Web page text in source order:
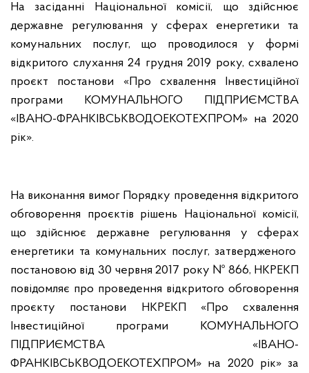
На засіданні Національної комісії, що здійснює
державне регулювання у сферах енергетики та
комунальних послуг, що проводилося у формі
відкритого слухання 24 грудня 2019 року, схвалено
проєкт постанови «Про схвалення Інвестиційної
програми КОМУНАЛЬНОГО ПІДПРИЄМСТВА
«ІВАНО-ФРАНКІВСЬКВОДОЕКОТЕХПРОМ» на 2020
рік».
На виконання вимог Порядку проведення відкритого
обговорення проєктів рішень Національної комісії,
що здійснює державне регулювання у сферах
енергетики та комунальних послуг, затвердженого
постановою від 30 червня 2017 року № 866, НКРЕКП
повідомляє про проведення відкритого обговорення
проєкту постанови НКРЕКП «Про схвалення
Інвестиційної програми КОМУНАЛЬНОГО
ПІДПРИЄМСТВА «ІВАНО-
ФРАНКІВСЬКВОДОЕКОТЕХПРОМ» на 2020 рік» за